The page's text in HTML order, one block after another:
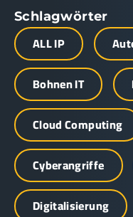
Schlagwörter
ALL IP
Bohnen IT
Cloud Computing
Cyberangriffe
Digitalisierung